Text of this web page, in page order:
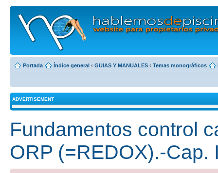
Portada Índice general ‹ GUIAS Y MANUALES ‹ Temas monográficos
ADVERTISEMENT
Fundamentos control
ORP (=REDOX).-Cap.